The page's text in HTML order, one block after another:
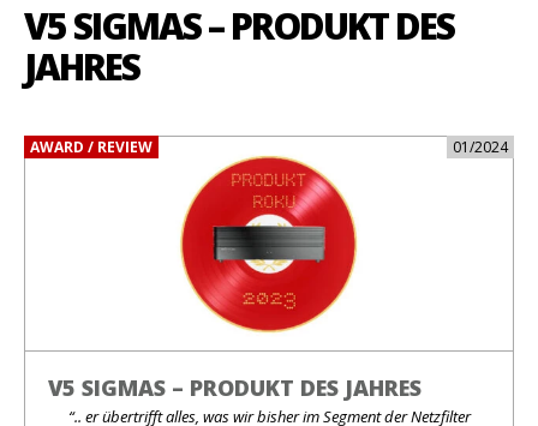
V5 SIGMAS – PRODUKT DES
JAHRES
AWARD / REVIEW 01/2024
V5 SIGMAS – PRODUKT DES JAHRES
“.. er übertrifft alles, was wir bisher im Segment der Netzfilter